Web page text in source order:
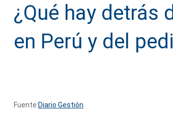
¿Qué hay detrás
en Perú y del
Fuente:Diario Gestión